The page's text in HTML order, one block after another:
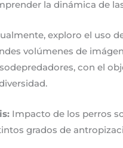
la dinámica de
exploro el uso
volúmenes de
con el
Impacto de los perros
grados de